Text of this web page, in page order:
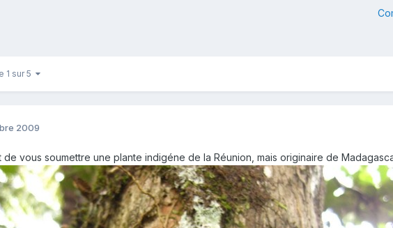
1 sur 5
2009
de vous soumettre une plante indigéne de la Réunion, mais originaire de